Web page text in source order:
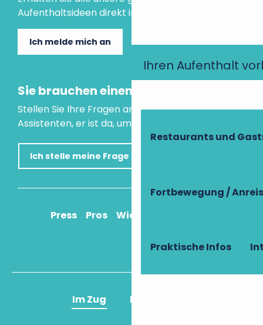
Ihren Aufenthalt
Restaurants und
Fortbewegung /
Praktische Infos
Aufenthaltsideen direkt in Ihre Mailbox.
Ich melde mich an
Sie brauchen einen Rat?
Stellen Sie Ihre Fragen an unseren virtuellen
Assistenten, er ist da, um Ihnen zu helfen.
Ich stelle meine Frage
Press Pros Wie komme ich an?
Im Zug Im Flugzeug